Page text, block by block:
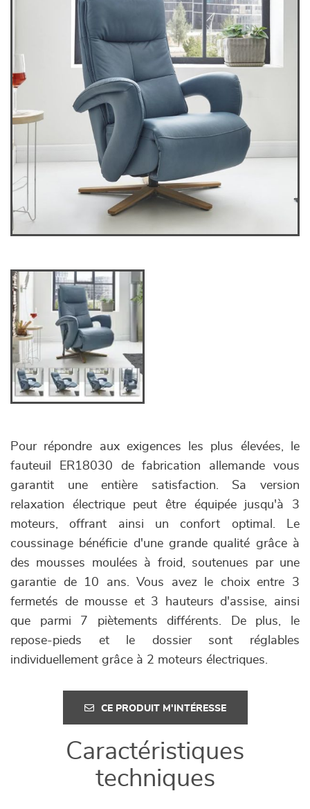
Pour répondre aux exigences les plus élevées, le
fauteuil ER18030 de fabrication allemande vous
garantit une entière satisfaction. Sa version
relaxation électrique peut être équipée jusqu'à 3
moteurs, offrant ainsi un confort optimal. Le
coussinage bénéficie d'une grande qualité grâce à
des mousses moulées à froid, soutenues par une
garantie de 10 ans. Vous avez le choix entre 3
fermetés de mousse et 3 hauteurs d'assise, ainsi
que parmi 7 piètements différents. De plus, le
repose-pieds et le dossier sont réglables
individuellement grâce à 2 moteurs électriques.
CE PRODUIT M'INTÉRESSE
Caractéristiques
techniques